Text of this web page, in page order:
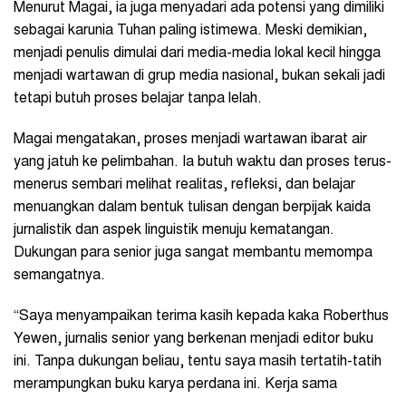
Menurut Magai, ia juga menyadari ada potensi yang dimiliki
sebagai karunia Tuhan paling istimewa. Meski demikian,
menjadi penulis dimulai dari media-media lokal kecil hingga
menjadi wartawan di grup media nasional, bukan sekali jadi
tetapi butuh proses belajar tanpa lelah.
Magai mengatakan, proses menjadi wartawan ibarat air
yang jatuh ke pelimbahan. Ia butuh waktu dan proses terus-
menerus sembari melihat realitas, refleksi, dan belajar
menuangkan dalam bentuk tulisan dengan berpijak kaida
jurnalistik dan aspek linguistik menuju kematangan.
Dukungan para senior juga sangat membantu memompa
semangatnya.
“Saya menyampaikan terima kasih kepada kaka Roberthus
Yewen, jurnalis senior yang berkenan menjadi editor buku
ini. Tanpa dukungan beliau, tentu saya masih tertatih-tatih
merampungkan buku karya perdana ini. Kerja sama